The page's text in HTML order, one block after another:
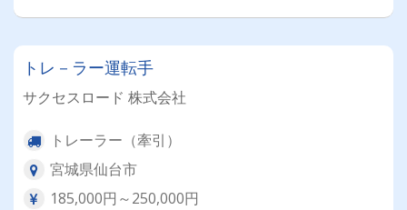
トレ－ラー運転手
サクセスロード 株式会社
トレーラー（牽引）
宮城県仙台市
185,000円～250,000円